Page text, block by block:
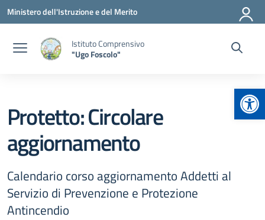
Vai ai contenuti
Vai al menu di navigazione
Vai al footer
Ministero dell'Istruzione e del Merito
Istituto Comprensivo
"Ugo Foscolo"
Protetto: Circolare
aggiornamento
Calendario corso aggiornamento Addetti al
Servizio di Prevenzione e Protezione
Antincendio